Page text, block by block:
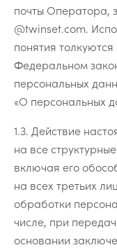
почты Оператора,
@twinset.com.
понятия
Федеральном
персональных
«О персональных
1.3. Действие
на все
включая его
на всех третьих
обработки
числе, при
основании